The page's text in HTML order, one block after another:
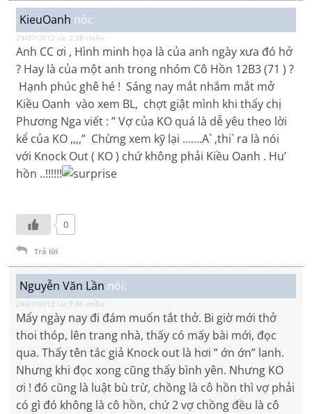
KieuOanh nói:
29/07/2012 lúc 2:38 chiều
Anh CC ơi , Hình minh họa là của anh ngày xưa đó hở
? Hay là của một anh trong nhóm Cô Hồn 12B3 (71 ) ?
Hạnh phúc ghê hé ! Sáng nay mắt nhắm mắt mở
Kiều Oanh vào xem BL, chợt giật mình khi thấy chị
Phương Nga viết : ” Vợ của KO quá là dễ yêu theo lời
kể của KO ,,,,” Chừng xem kỹ lại …….A` ,thi` ra là nói
với Knock Out ( KO ) chứ không phải Kiều Oanh . Hu’
hồn ..!!!!!!
0
Trả lời
Nguyễn Văn Lần nói:
29/07/2012 lúc 7:40 chiều
Mấy ngày nay đi đám muốn tắt thở. Bi giờ mới thở
thoi thóp, lên trang nhà, thấy có mấy bài mới, đọc
qua. Thấy tên tác giả Knock out là hơi ” ớn ớn” lanh.
Nhưng khi đọc xong cũng thấy bình yên. Nhưng KO
ơi ! đó cũng là luật bù trừ, chồng là cô hồn thì vợ phải
có gì đó không là cô hồn, chứ 2 vợ chồng đều là cô